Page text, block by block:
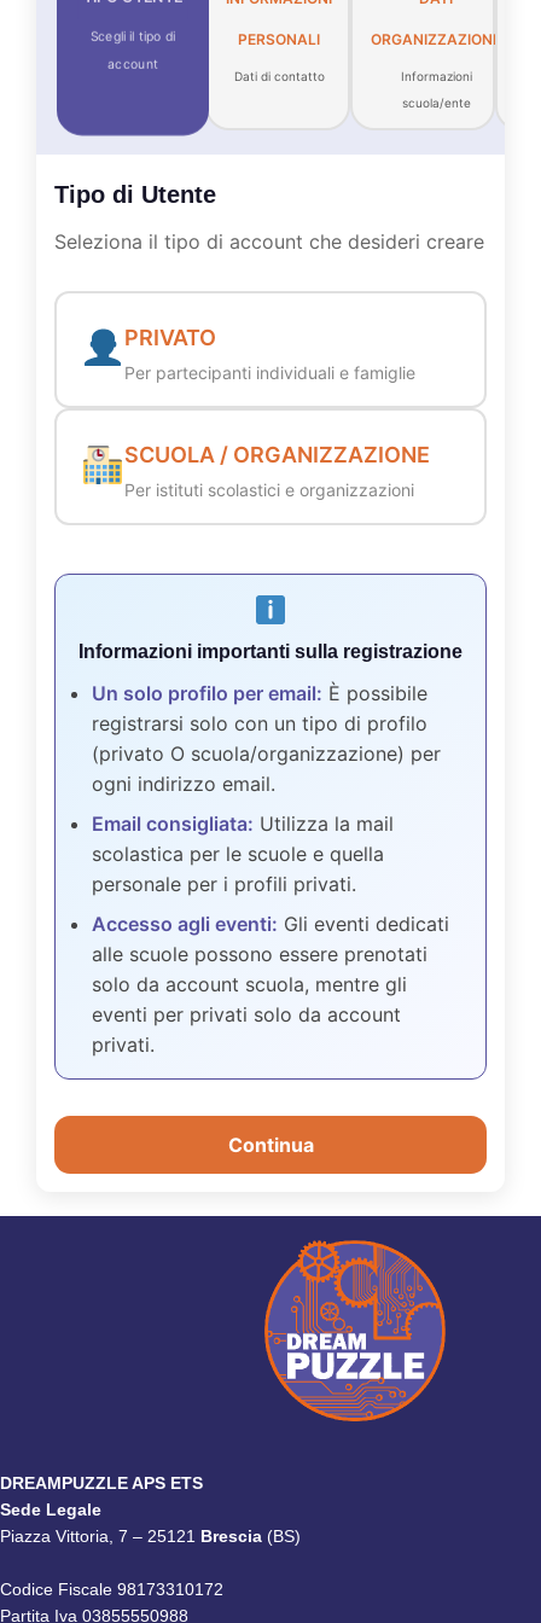
Scegli il tipo di
account
PERSONALI
Dati di contatto
ORGANIZZAZIONE
Informazioni
scuola/ente
Tipo di Utente
Seleziona il tipo di account che desideri creare
PRIVATO
Per partecipanti individuali e famiglie
SCUOLA / ORGANIZZAZIONE
Per istituti scolastici e organizzazioni
Informazioni importanti sulla registrazione
Un solo profilo per email: È possibile
registrarsi solo con un tipo di profilo
(privato O scuola/organizzazione) per
ogni indirizzo email.
Email consigliata: Utilizza la mail
scolastica per le scuole e quella
personale per i profili privati.
Accesso agli eventi: Gli eventi dedicati
alle scuole possono essere prenotati
solo da account scuola, mentre gli
eventi per privati solo da account
privati.
Continua
DREAMPUZZLE APS ETS
Sede Legale
Piazza Vittoria, 7 – 25121 Brescia (BS)
Codice Fiscale 98173310172
Partita Iva 03855550988